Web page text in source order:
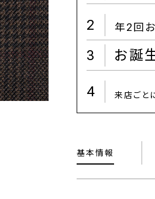
2 年2回
3 お誕
4 来店ごと
基本情報